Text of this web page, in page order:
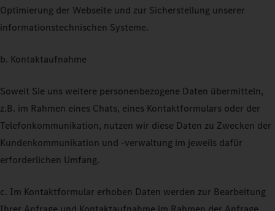
Optimierung der Webseite und zur Sicherstellung unserer
informationstechnischen Systeme.
b. Kontaktaufnahme
Soweit Sie uns weitere personenbezogene Daten übermitteln,
z.B. im Rahmen eines Chats, eines Kontaktformulars oder der
Telefonkommunikation, nutzen wir diese Daten zu Zwecken der
Kundenkommunikation und -verwaltung im jeweils dafür
erforderlichen Umfang.
c. Im Kontaktformular erhoben Daten werden zur Bearbeitung